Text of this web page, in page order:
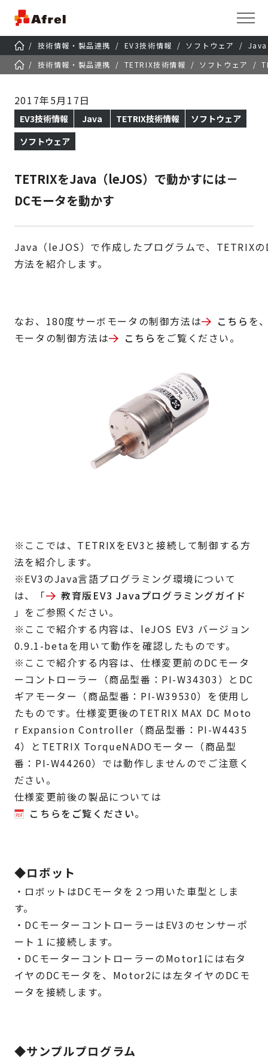
技術情報・製品連携 EV3技術情報 ソフトウェア
Java
技術情報・製品連携
TETRIX技術情報 ソフトウェア
2017年5月17日
EV3技術情報 Java TETRIX技術情報
ソフトウェア
ソフトウェア
TETRIXをJava（leJOS）で動かすには－
DCモータを動かす
Java（leJOS）で作成したプログラムで、TETRIX
方法を紹介します。
なお、180度サーボモータの制御方法は こちら を
モータの制御方法は
こちら をご覧ください。
※ここでは、TETRIXをEV3と接続して制御する方
法を紹介します。
※EV3のJava言語プログラミング環境について
は、「
教育版EV3 Javaプログラミングガイド
」をご参照ください。
※ここで紹介する内容は、leJOS EV3 バージョン
0.9.1-betaを用いて動作を確認したものです。
※ここで紹介する内容は、仕様変更前のDCモータ
ーコントローラー（商品型番：PI-W34303）とDC
ギアモーター（商品型番：PI-W39530）を使用し
たものです。仕様変更後のTETRIX MAX DC Moto
r Expansion Controller（商品型番：PI-W4435
4）とTETRIX TorqueNADOモーター（商品型
番：PI-W44260）では動作しませんのでご注意く
ださい。
仕様変更前後の製品については
こちらをご覧ください。
◆ロボット
・ロボットはDCモータを２つ用いた車型としま
す。
・DCモーターコントローラーはEV3のセンサーポ
ート１に接続します。
・DCモーターコントローラーのMotor1には右タ
イヤのDCモータを、Motor2には左タイヤのDCモ
ータを接続します。
◆サンプルプログラム